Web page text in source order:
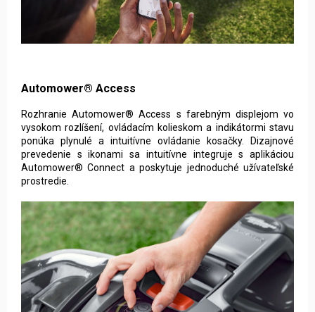
Automower® Access
Rozhranie Automower® Access s farebným displejom vo
vysokom rozlíšení, ovládacím kolieskom a indikátormi stavu
ponúka plynulé a intuitívne ovládanie kosačky. Dizajnové
prevedenie s ikonami sa intuitívne integruje s aplikáciou
Automower® Connect a poskytuje jednoduché užívateľské
prostredie.